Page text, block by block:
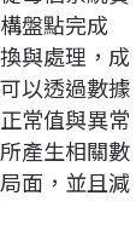
盤點完成
與處理，成
以透過數據
常值與異常
產生相關數
面，並且減